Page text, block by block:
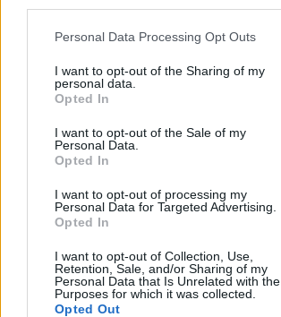
Personal Data Processing Opt Outs
I want to opt-out of the Sharing of my
personal data.
Opted In
I want to opt-out of the Sale of my
Personal Data.
Opted In
I want to opt-out of processing my
Personal Data for Targeted Advertising.
Opted In
I want to opt-out of Collection, Use,
Retention, Sale, and/or Sharing of my
Personal Data that Is Unrelated with the
Purposes for which it was collected.
Opted Out